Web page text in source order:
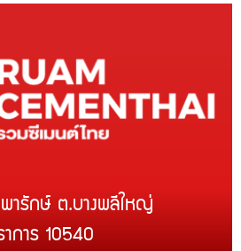
ารักษ์ ต.บางพลีใหญ่
การ 10540